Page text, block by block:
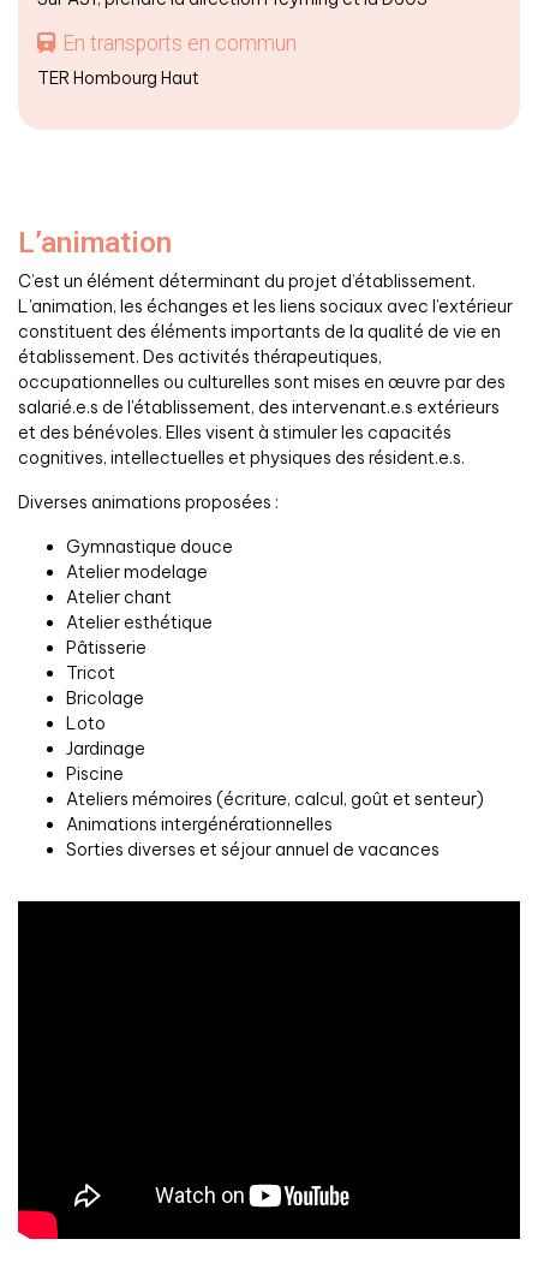
En transports en commun
TER Hombourg Haut
L’animation
C’est un élément déterminant du projet d’établissement.
L’animation, les échanges et les liens sociaux avec l’extérieur
constituent des éléments importants de la qualité de vie en
établissement. Des activités thérapeutiques,
occupationnelles ou culturelles sont mises en œuvre par des
salarié.e.s de l’établissement, des intervenant.e.s extérieurs
et des bénévoles. Elles visent à stimuler les capacités
cognitives, intellectuelles et physiques des résident.e.s.
Diverses animations proposées :
Gymnastique douce
Atelier modelage
Atelier chant
Atelier esthétique
Pâtisserie
Tricot
Bricolage
Loto
Jardinage
Piscine
Ateliers mémoires (écriture, calcul, goût et senteur)
Animations intergénérationnelles
Sorties diverses et séjour annuel de vacances